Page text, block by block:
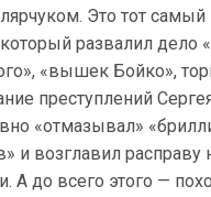
Это тот
который развалил дело
«вышек Бойко»,
преступлений
«отмазывал»
и возглавил расправу
А до всего этого —